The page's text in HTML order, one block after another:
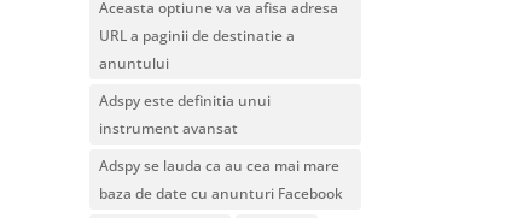
Aceasta optiune va va afisa adresa
URL a paginii de destinatie a
anuntului
Adspy este definitia unui
instrument avansat
Adspy se lauda ca au cea mai mare
baza de date cu anunturi Facebook